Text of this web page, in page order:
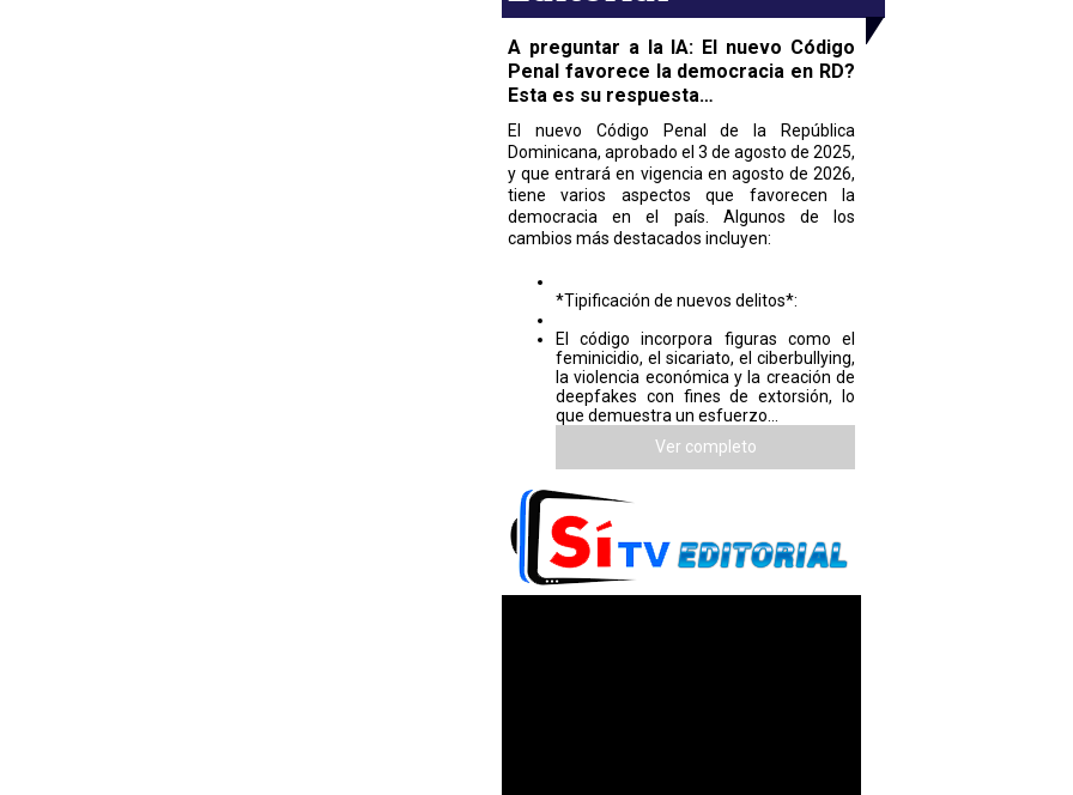
A preguntar a la IA: El nuevo Código
Penal favorece la democracia en RD?
Esta es su respuesta…
El nuevo Código Penal de la República
Dominicana, aprobado el 3 de agosto de 2025,
y que entrará en vigencia en agosto de 2026,
tiene varios aspectos que favorecen la
democracia en el país. Algunos de los
cambios más destacados incluyen:
*Tipificación de nuevos delitos*:
El código incorpora figuras como el
feminicidio, el sicariato, el ciberbullying,
la violencia económica y la creación de
deepfakes con fines de extorsión, lo
que demuestra un esfuerzo...
Ver completo